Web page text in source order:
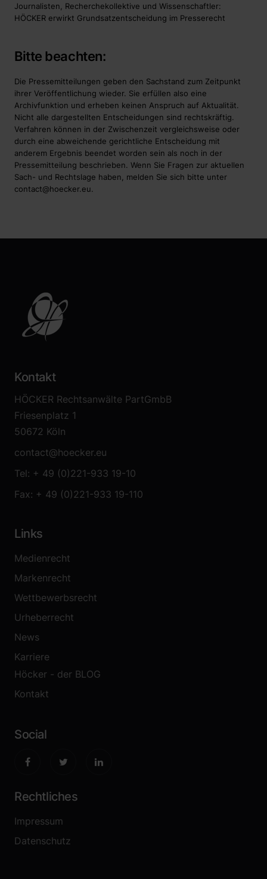
Journalisten, Recherchekollektive und Wissenschaftler:
HÖCKER erwirkt Grundsatzentscheidung im Presserecht
Bitte beachten:
Die Pressemitteilungen geben den Sachstand zum Zeitpunkt
ihrer Veröffentlichung wieder. Sie erfüllen also eine
Archivfunktion und erheben keinen Anspruch auf Aktualität.
Nicht alle dargestellten Entscheidungen sind rechtskräftig.
Verfahren können in der Zwischenzeit vergleichsweise oder
durch eine abweichende gerichtliche Entscheidung mit
anderem Ergebnis beendet worden sein als noch in der
Pressemitteilung beschrieben. Wenn Sie Fragen zur aktuellen
Sach- und Rechtslage haben, melden Sie sich bitte unter
contact@hoecker.eu.
Kontakt
HÖCKER Rechtsanwälte PartGmbB
Friesenplatz 1
50672 Köln
contact@hoecker.eu
Tel: + 49 (0)221-933 19-10
Fax: + 49 (0)221-933 19-110
Links
Medienrecht
Markenrecht
Wettbewerbsrecht
Urheberrecht
News
Karriere
Höcker - der BLOG
Kontakt
Social
Rechtliches
Impressum
Datenschutz